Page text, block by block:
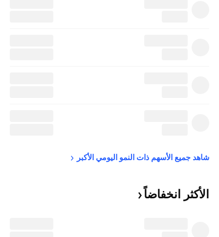
شاهد جميع الأسهم ذات النمو اليومي الأكبر
الأكثر انخفاضاً